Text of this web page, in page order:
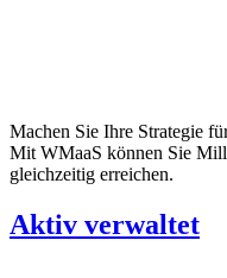
Machen Sie Ihre Strategie
Mit WMaaS können Sie
gleichzeitig erreichen.
Aktiv verwaltet